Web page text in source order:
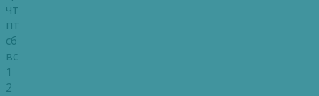
чт
пт
сб
вс
1
2